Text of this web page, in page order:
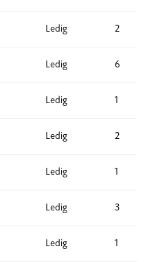
Ledig 2
Ledig 6
Ledig 1
Ledig 2
Ledig 1
Ledig 3
Ledig 1